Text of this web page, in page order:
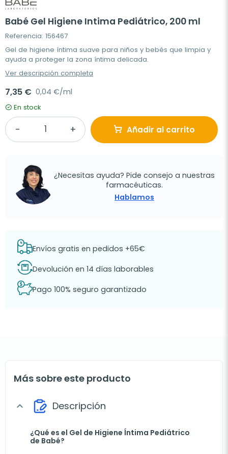
Babé Gel Higiene Intima Pediátrico, 200 ml
Referencia: 156467
Gel de higiene íntima suave para niños y bebés que limpia y
ayuda a proteger la zona íntima delicada.
Ver descripción completa
7,35 € 0,04 €/ml
En stock
Añadir al carrito
¿Necesitas ayuda? Pide consejo a nuestras
farmacéuticas.
Hablamos
Envíos gratis en pedidos +65€
Devolución en 14 días laborables
Pago 100% seguro garantizado
Más sobre este producto
expand_more Descripción
¿Qué es el Gel de Higiene Íntima Pediátrico
de Babé?